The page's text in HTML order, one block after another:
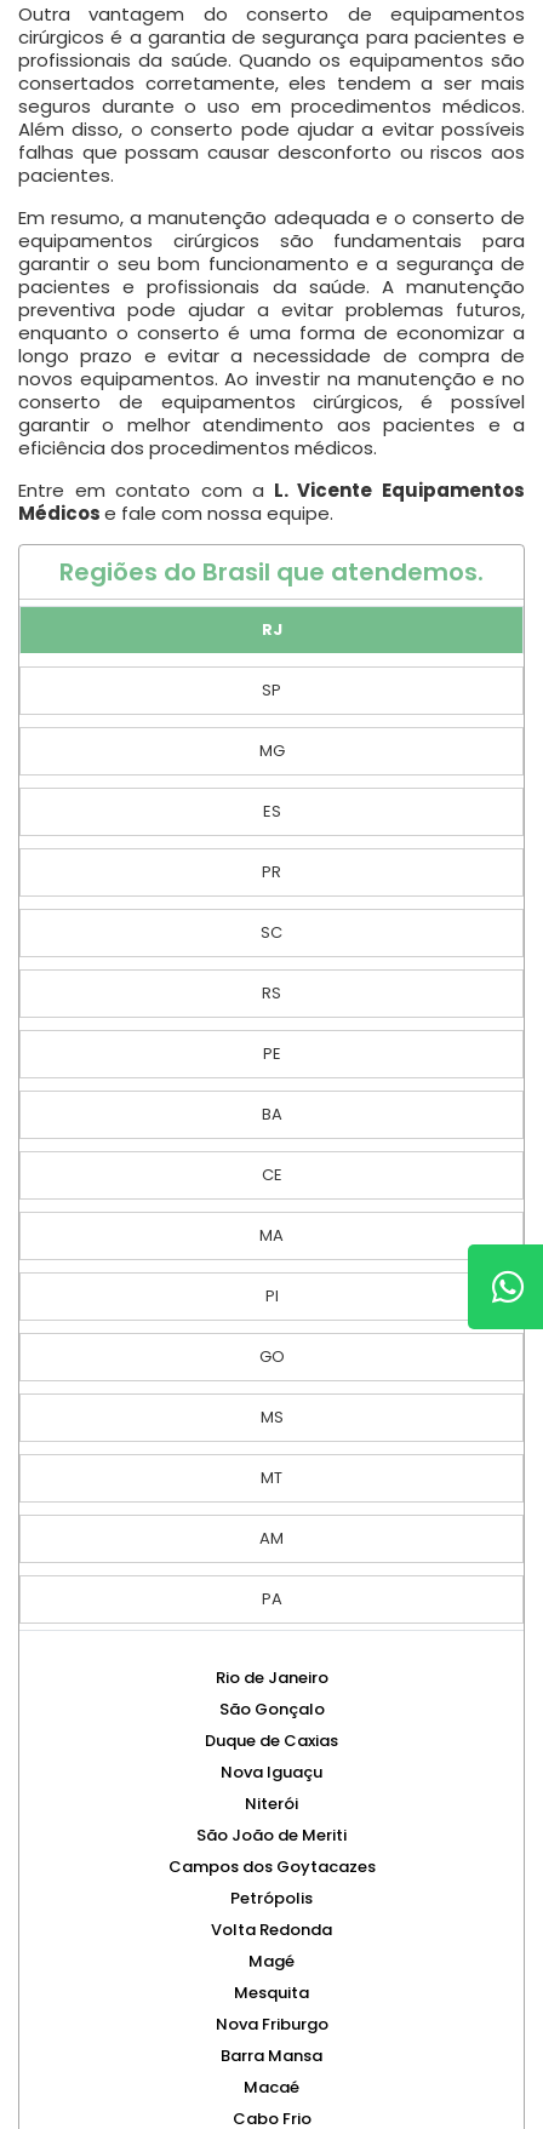
Outra vantagem do conserto de equipamentos
cirúrgicos é a garantia de segurança para pacientes e
profissionais da saúde. Quando os equipamentos são
consertados corretamente, eles tendem a ser mais
seguros durante o uso em procedimentos médicos.
Além disso, o conserto pode ajudar a evitar possíveis
falhas que possam causar desconforto ou riscos aos
pacientes.
Em resumo, a manutenção adequada e o conserto de
equipamentos cirúrgicos são fundamentais para
garantir o seu bom funcionamento e a segurança de
pacientes e profissionais da saúde. A manutenção
preventiva pode ajudar a evitar problemas futuros,
enquanto o conserto é uma forma de economizar a
longo prazo e evitar a necessidade de compra de
novos equipamentos. Ao investir na manutenção e no
conserto de equipamentos cirúrgicos, é possível
garantir o melhor atendimento aos pacientes e a
eficiência dos procedimentos médicos.
Entre em contato com a L. Vicente Equipamentos
Médicose fale com nossa equipe.
Regiões do Brasil que atendemos.
RJ
SP
MG
ES
PR
SC
RS
PE
BA
CE
MA
PI
GO
MS
MT
AM
PA
Rio de Janeiro
São Gonçalo
Duque de Caxias
Nova Iguaçu
Niterói
São João de Meriti
Campos dos Goytacazes
Petrópolis
Volta Redonda
Magé
Mesquita
Nova Friburgo
Barra Mansa
Macaé
Cabo Frio